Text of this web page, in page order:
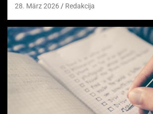
28. März 2026 Redakcija